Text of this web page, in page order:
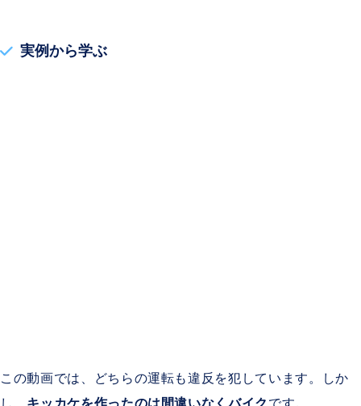
実例から学ぶ
この動画では、どちらの運転も違反を犯しています。しか
し、 キッカケを作ったのは間違いなくバイク です。